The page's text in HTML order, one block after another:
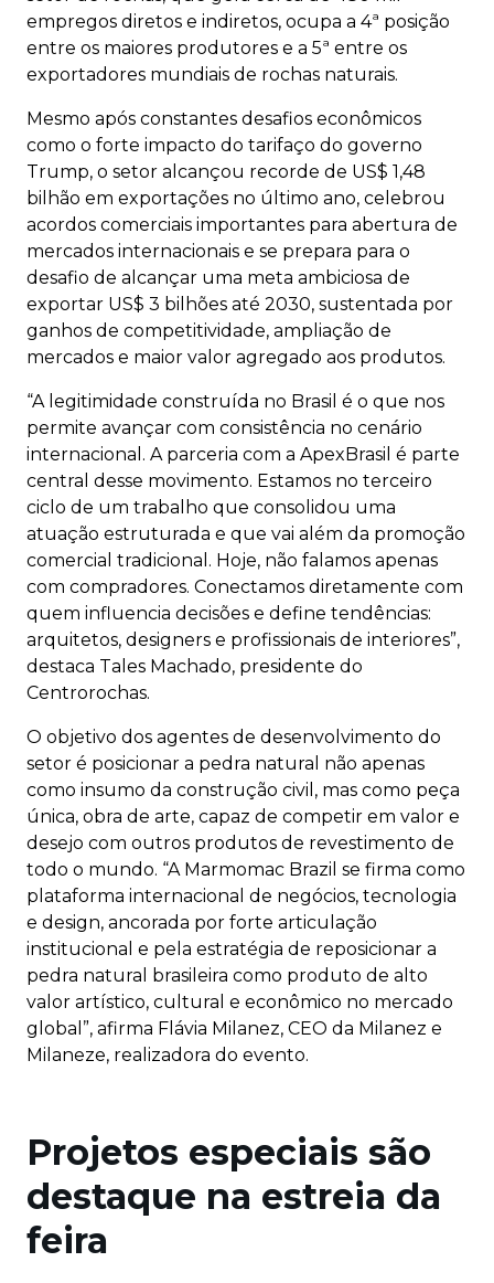
empregos diretos e indiretos, ocupa a 4ª posição
entre os maiores produtores e a 5ª entre os
exportadores mundiais de rochas naturais.
Mesmo após constantes desafios econômicos
como o forte impacto do tarifaço do governo
Trump, o setor alcançou recorde de US$ 1,48
bilhão em exportações no último ano, celebrou
acordos comerciais importantes para abertura de
mercados internacionais e se prepara para o
desafio de alcançar uma meta ambiciosa de
exportar US$ 3 bilhões até 2030, sustentada por
ganhos de competitividade, ampliação de
mercados e maior valor agregado aos produtos.
“A legitimidade construída no Brasil é o que nos
permite avançar com consistência no cenário
internacional. A parceria com a ApexBrasil é parte
central desse movimento. Estamos no terceiro
ciclo de um trabalho que consolidou uma
atuação estruturada e que vai além da promoção
comercial tradicional. Hoje, não falamos apenas
com compradores. Conectamos diretamente com
quem influencia decisões e define tendências:
arquitetos, designers e profissionais de interiores”,
destaca Tales Machado, presidente do
Centrorochas.
O objetivo dos agentes de desenvolvimento do
setor é posicionar a pedra natural não apenas
como insumo da construção civil, mas como peça
única, obra de arte, capaz de competir em valor e
desejo com outros produtos de revestimento de
todo o mundo. “A Marmomac Brazil se firma como
plataforma internacional de negócios, tecnologia
e design, ancorada por forte articulação
institucional e pela estratégia de reposicionar a
pedra natural brasileira como produto de alto
valor artístico, cultural e econômico no mercado
global”, afirma Flávia Milanez, CEO da Milanez e
Milaneze, realizadora do evento.
Projetos especiais são
destaque na estreia da
feira